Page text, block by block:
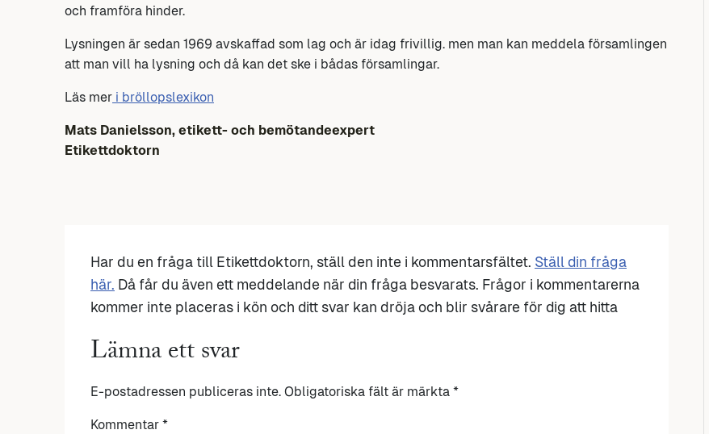
och framföra hinder.
Lysningen är sedan 1969 avskaffad som lag och är idag frivillig. men man kan meddela församlingen
att man vill ha lysning och då kan det ske i bådas församlingar.
Läs mer i bröllopslexikon
Mats Danielsson, etikett- och bemötandeexpert
Etikettdoktorn
Har du en fråga till Etikettdoktorn, ställ den inte i kommentarsfältet. Ställ din fråga
här. Då får du även ett meddelande när din fråga besvarats. Frågor i kommentarerna
kommer inte placeras i kön och ditt svar kan dröja och blir svårare för dig att hitta
Lämna ett svar
E-postadressen publiceras inte. Obligatoriska fält är märkta *
Kommentar *